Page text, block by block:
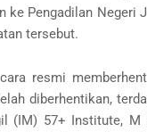
ke Pengadilan Negeri
tersebut.
resmi
diberhentikan,
(IM) 57+ Institute, M